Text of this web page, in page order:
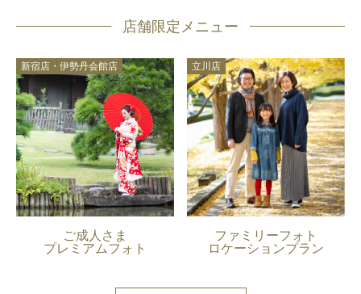
店舗限定メニュー
ご成人さま
プレミアムフォト
新宿店・伊勢丹会館店
ファミリーフォト
ロケーションプラン
立川店